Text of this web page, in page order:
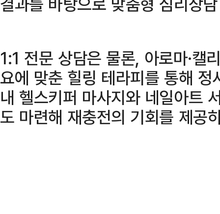
1:1 전문 상담은 물론, 아로마·캘
요에 맞춘 힐링 테라피를 통해
내 헬스키퍼 마사지와 네일아트
도 마련해 재충전의 기회를 제공